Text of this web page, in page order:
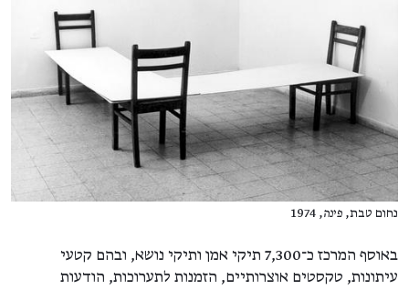
נחום טבת, פינה, 1974
באוסף המרכז כ־7,300 תיקי אמן ותיקי נושא, ובהם קטעי
עיתונות, טקסטים אוצרותיים, הזמנות לתערוכות, הודעות